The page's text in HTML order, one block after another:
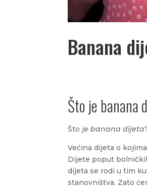
Banana
Što je banana
Što jebanana dijeta
Većina dijeta o
Dijete poput
dijeta se rodi u tim
stanovništva. Zato